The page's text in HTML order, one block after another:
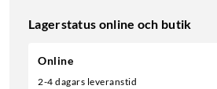
Lagerstatus online och butik
Online
2-4 dagars leveranstid